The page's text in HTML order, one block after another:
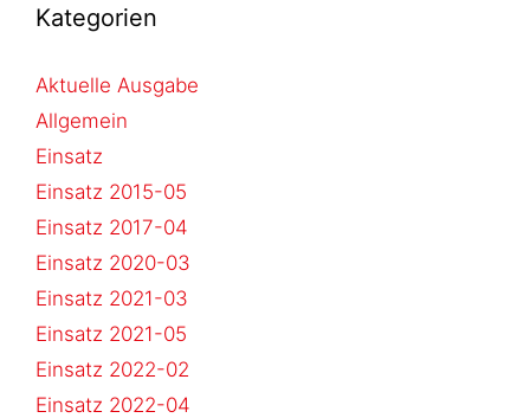
Kategorien
Aktuelle Ausgabe
Allgemein
Einsatz
Einsatz 2015-05
Einsatz 2017-04
Einsatz 2020-03
Einsatz 2021-03
Einsatz 2021-05
Einsatz 2022-02
Einsatz 2022-04